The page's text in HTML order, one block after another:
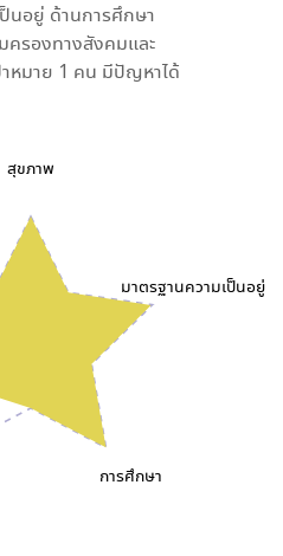
นอยู่ ด้านการศึกษา
ครองทางสังคมและ
หมาย 1 คน มีปัญหาได้
สุขภาพ
มาตรฐานความเป็นอยู่
การศึกษา